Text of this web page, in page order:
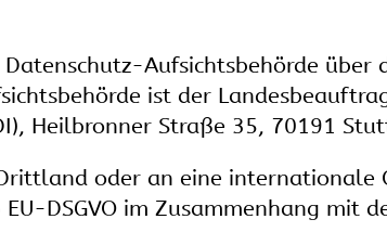
Aufsichtsbehörde
ist der
Heilbronner Straße 35, 70191
oder an eine
DSGVO im Zusammenhang mit